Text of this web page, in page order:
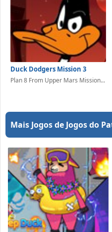
Duck Dodgers Mission 3
Plan 8 From Upper Mars Mission...
Mais Jogos de Jogos do